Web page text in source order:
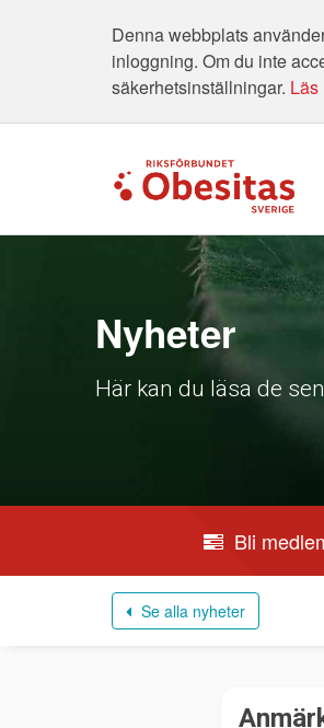
Denna webbplats
inloggning. Om du inte
säkerhetsinställningar. Läs
Nyheter
Här kan du läsa de
Bli
Se alla nyheter